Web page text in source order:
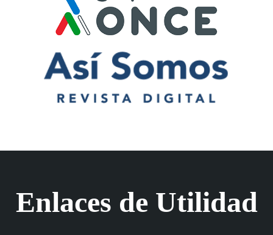
Enlaces de Utilidad